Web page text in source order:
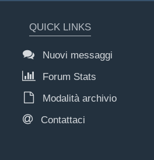
QUICK LINKS
Nuovi messaggi
Forum Stats
Modalità archivio
Contattaci